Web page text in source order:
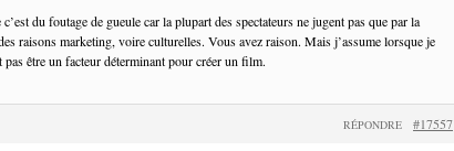
du foutage de gueule car la plupart des spectateurs ne jugent pas que par la
raisons marketing, voire culturelles. Vous avez raison. Mais j’assume lorsque je
être un facteur déterminant pour créer un film.
#17557
RÉPONDRE